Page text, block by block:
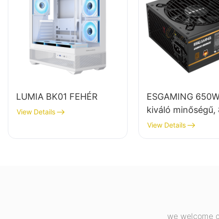
LUMIA BK01 FEHÉR
View Details
ESGAMING
kiváló minőségű,
hatásfokú, teljes
modulos, 80+
View Details
we welcome